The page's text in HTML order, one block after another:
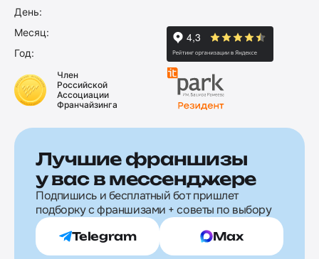
День:
Месяц:
Год:
Член
Российской
Ассоциации
Франчайзинга
Лучшие франшизы
у вас в мессенджере
Подпишись и бесплатный бот пришлет
подборку с франшизами + советы по выбору
Telegram Max